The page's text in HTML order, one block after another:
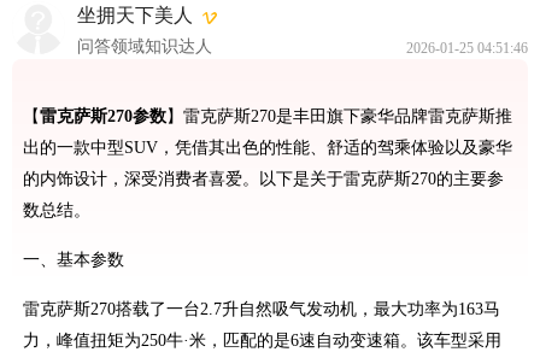
坐拥天下美人
问答领域知识达人 2026-01-25 04:51:46
【雷克萨斯270参数】雷克萨斯270是丰田旗下豪华品牌雷克萨斯推
出的一款中型SUV，凭借其出色的性能、舒适的驾乘体验以及豪华
的内饰设计，深受消费者喜爱。以下是关于雷克萨斯270的主要参
数总结。
一、基本参数
雷克萨斯270搭载了一台2.7升自然吸气发动机，最大功率为163马
力，峰值扭矩为250牛·米，匹配的是6速自动变速箱。该车型采用